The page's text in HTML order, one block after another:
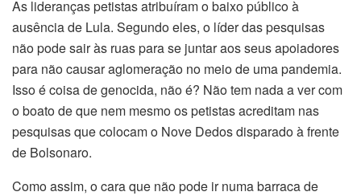
As lideranças petistas atribuíram o baixo público à
ausência de Lula. Segundo eles, o líder das pesquisas
não pode sair às ruas para se juntar aos seus apoiadores
para não causar aglomeração no meio de uma pandemia.
Isso é coisa de genocida, não é? Não tem nada a ver com
o boato de que nem mesmo os petistas acreditam nas
pesquisas que colocam o Nove Dedos disparado à frente
de Bolsonaro.
Como assim, o cara que não pode ir numa barraca de